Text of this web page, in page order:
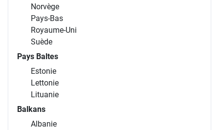
Norvège
Pays-Bas
Royaume-Uni
Suède
Pays Baltes
Estonie
Lettonie
Lituanie
Balkans
Albanie